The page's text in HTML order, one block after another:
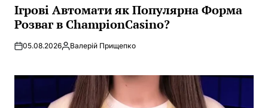
В
Ігрові Автомати як Популярна Форма
Розваг в ChampionCasino?
05.08.2026Запись
Валерій Прищепко